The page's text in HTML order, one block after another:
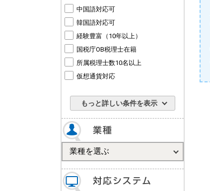
中国語対応可
韓国語対応可
経験豊富（10年以上）
国税庁OB税理士在籍
所属税理士数10名以上
仮想通貨対応
もっと詳しい条件を表示